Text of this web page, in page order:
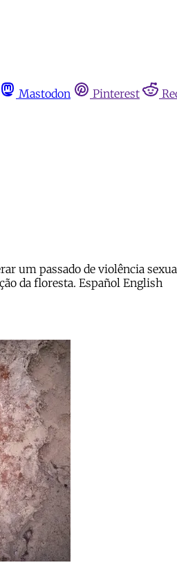
Mastodon Pinterest
um passado de violência
da floresta. Español English